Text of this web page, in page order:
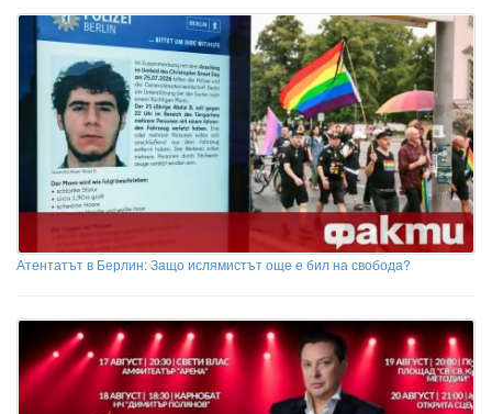
Атентатът в Берлин: Защо ислямистът още е бил на свобода?